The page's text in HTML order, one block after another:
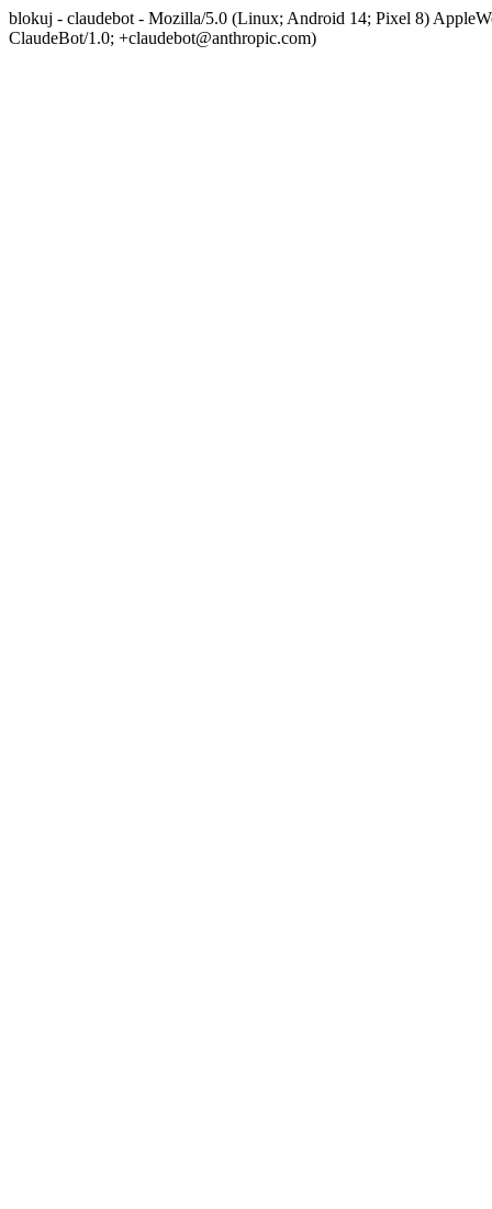
blokuj - claudebot - Mozilla/5.0 (Linux; Android 14; Pixel 8)
ClaudeBot/1.0; +claudebot@anthropic.com)